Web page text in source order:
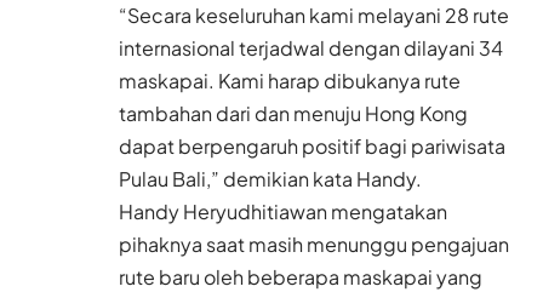
“Secara keseluruhan kami melayani 28 rute
internasional terjadwal dengan dilayani 34
maskapai. Kami harap dibukanya rute
tambahan dari dan menuju Hong Kong
dapat berpengaruh positif bagi pariwisata
Pulau Bali,” demikian kata Handy.
Handy Heryudhitiawan mengatakan
pihaknya saat masih menunggu pengajuan
rute baru oleh beberapa maskapai yang